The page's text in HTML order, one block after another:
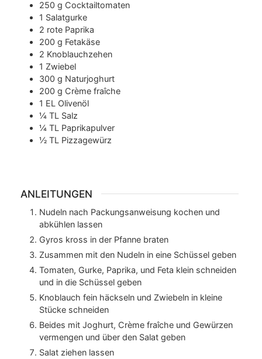
250 g Cocktailtomaten
1 Salatgurke
2 rote Paprika
200 g Fetakäse
2 Knoblauchzehen
1 Zwiebel
300 g Naturjoghurt
200 g Crème fraîche
1 EL Olivenöl
¼ TL Salz
¼ TL Paprikapulver
½ TL Pizzagewürz
ANLEITUNGEN
Nudeln nach Packungsanweisung kochen und
abkühlen lassen
Gyros kross in der Pfanne braten
Zusammen mit den Nudeln in eine Schüssel geben
Tomaten, Gurke, Paprika, und Feta klein schneiden
und in die Schüssel geben
Knoblauch fein häckseln und Zwiebeln in kleine
Stücke schneiden
Beides mit Joghurt, Crème fraîche und Gewürzen
vermengen und über den Salat geben
Salat ziehen lassen